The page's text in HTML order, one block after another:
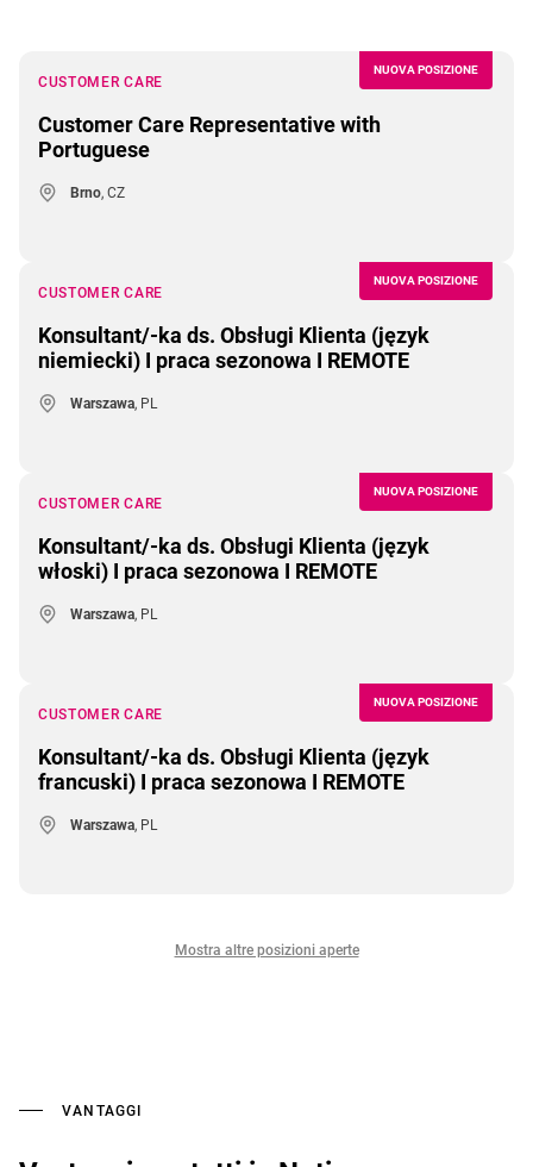
NUOVA POSIZIONE
CUSTOMER CARE
Customer Care Representative with
Portuguese
Brno, CZ
NUOVA POSIZIONE
CUSTOMER CARE
Konsultant/-ka ds. Obsługi Klienta (język
niemiecki) I praca sezonowa I REMOTE
Warszawa, PL
NUOVA POSIZIONE
CUSTOMER CARE
Konsultant/-ka ds. Obsługi Klienta (język
włoski) I praca sezonowa I REMOTE
Warszawa, PL
NUOVA POSIZIONE
CUSTOMER CARE
Konsultant/-ka ds. Obsługi Klienta (język
francuski) I praca sezonowa I REMOTE
Warszawa, PL
Mostra altre posizioni aperte
VANTAGGI